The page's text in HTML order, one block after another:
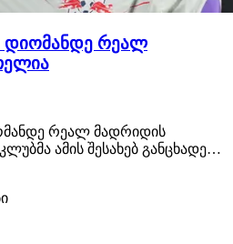
დიომანდე რეალ
რეალ მადრიდის
ამის შესახებ განცხადება
2033 წლამდე
კი €140 მილიონიანი
იმისა, რომ დიომანდეს